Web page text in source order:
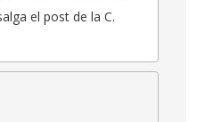
el post de la C.